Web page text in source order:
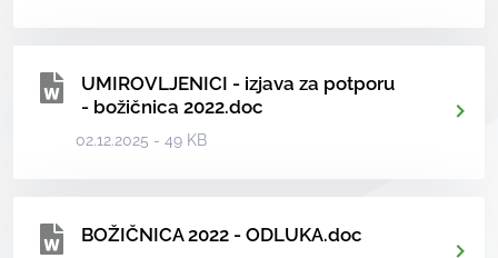
UMIROVLJENICI - izjava za potporu
- božičnica 2022.doc
02.12.2025 - 49 KB
BOŽIČNICA 2022 - ODLUKA.doc